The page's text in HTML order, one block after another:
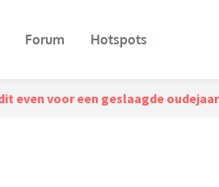
Forum Hotspots
even voor een geslaagde